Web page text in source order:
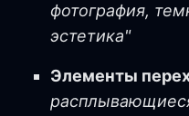
фотография,
эстетика"
Элементы